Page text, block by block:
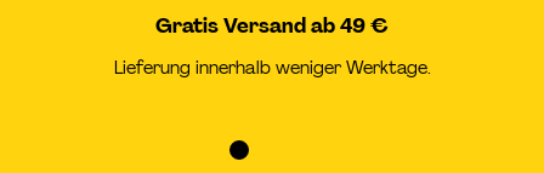
Gratis Versand ab 49 €
Lieferung innerhalb weniger Werktage.
Zur